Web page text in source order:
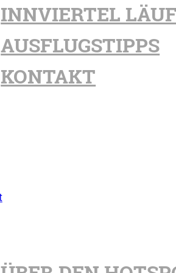
INNVIERTEL
AUSFLUGSTIPPS
KONTAKT